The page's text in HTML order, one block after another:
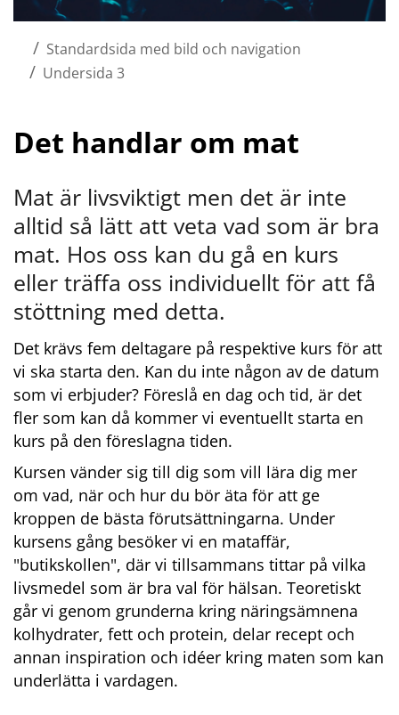
/ Standardsida med bild och navigation
/ Undersida 3
Det handlar om mat
Mat är livsviktigt men det är inte
alltid så lätt att veta vad som är bra
mat. Hos oss kan du gå en kurs
eller träffa oss individuellt för att få
stöttning med detta.
Det krävs fem deltagare på respektive kurs för att
vi ska starta den. Kan du inte någon av de datum
som vi erbjuder? Föreslå en dag och tid, är det
fler som kan då kommer vi eventuellt starta en
kurs på den föreslagna tiden.
Kursen vänder sig till dig som vill lära dig mer
om vad, när och hur du bör äta för att ge
kroppen de bästa förutsättningarna. Under
kursens gång besöker vi en mataffär,
"butikskollen", där vi tillsammans tittar på vilka
livsmedel som är bra val för hälsan. Teoretiskt
går vi genom grunderna kring näringsämnena
kolhydrater, fett och protein, delar recept och
annan inspiration och idéer kring maten som kan
underlätta i vardagen.